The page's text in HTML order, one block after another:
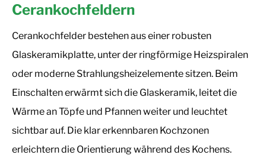
Cerankochfeldern
Cerankochfelder bestehen aus einer robusten
Glaskeramikplatte, unter der ringförmige Heizspiralen
oder moderne Strahlungsheizelemente sitzen. Beim
Einschalten erwärmt sich die Glaskeramik, leitet die
Wärme an Töpfe und Pfannen weiter und leuchtet
sichtbar auf. Die klar erkennbaren Kochzonen
erleichtern die Orientierung während des Kochens.